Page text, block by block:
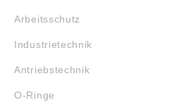
Arbeitsschutz
Industrietechnik
Antriebstechnik
O-Ringe